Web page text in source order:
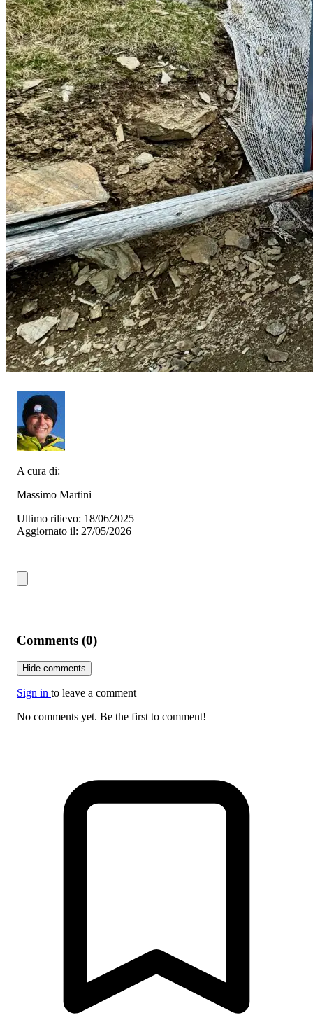
A cura di:
Massimo Martini
Ultimo rilievo: 18/06/2025
Aggiornato il: 27/05/2026
Comments (0)
Hide comments
Sign in to leave a comment
No comments yet. Be the first to comment!